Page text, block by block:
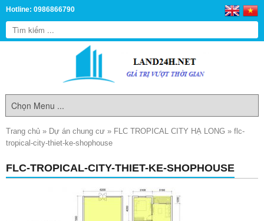
Hotline: 0986866790
Trang chủ » Dự án chung cư » FLC TROPICAL CITY HẠ LONG » flc-
tropical-city-thiet-ke-shophouse
FLC-TROPICAL-CITY-THIET-KE-SHOPHOUSE